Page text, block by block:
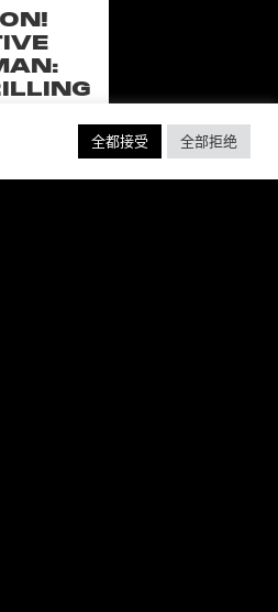
全都接受 全部拒绝